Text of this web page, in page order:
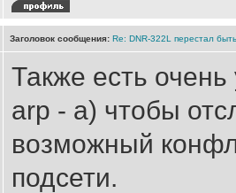
Заголовок сообщения: Re: DNR-322L перестал
Также есть
arp - a) чтобы
возможный
подсети.